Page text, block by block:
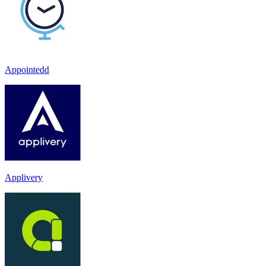
Appointedd
Applivery